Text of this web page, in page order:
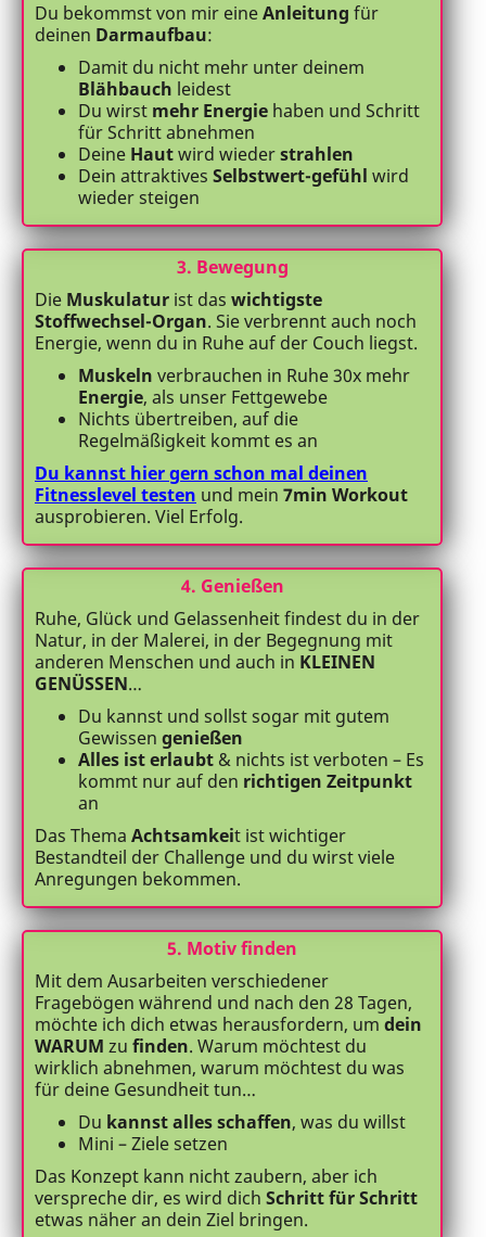
Du bekommst von mir eineAnleitung für
deinen Darmaufbau:
Damit du nicht mehr unter deinem
Blähbauch leidest
Du wirst mehr Energie haben und Schritt
für Schritt abnehmen
Deine Hautwird wiederstrahlen
Dein attraktives Selbstwert-gefühl wird
wieder steigen
3. Bewegung
Die Muskulatur ist das wichtigste
Stoffwechsel-Organ. Sie verbrennt auch noch
Energie, wenn du in Ruhe auf der Couch liegst.
Muskeln verbrauchen in Ruhe 30x mehr
Energie, als unser Fettgewebe
Nichts übertreiben, auf die
Regelmäßigkeit kommt es an
Du kannst hier gern schon mal deinen
Fitnesslevel testen und mein 7min Workout
ausprobieren. Viel Erfolg.
4. Genießen
Ruhe, Glück und Gelassenheit findest du in der
Natur, in der Malerei, in der Begegnung mit
anderen Menschen und auch in KLEINEN
GENÜSSEN…
Du kannst und sollst sogar mit gutem
Gewissen genießen
Alles ist erlaubt & nichts ist verboten – Es
kommt nur auf den richtigen Zeitpunkt
an
Das Thema Achtsamkeit ist wichtiger
Bestandteil der Challenge und du wirst viele
Anregungen bekommen.
5. Motiv finden
Mit dem Ausarbeiten verschiedener
Fragebögen während und nach den 28 Tagen,
möchte ich dich etwas herausfordern, um dein
WARUM zu finden. Warum möchtest du
wirklich abnehmen, warum möchtest du was
für deine Gesundheit tun…
Du kannst alles schaffen, was du willst
Mini – Ziele setzen
Das Konzept kann nicht zaubern, aber ich
verspreche dir, es wird dich Schritt für Schritt
etwas näher an dein Ziel bringen.